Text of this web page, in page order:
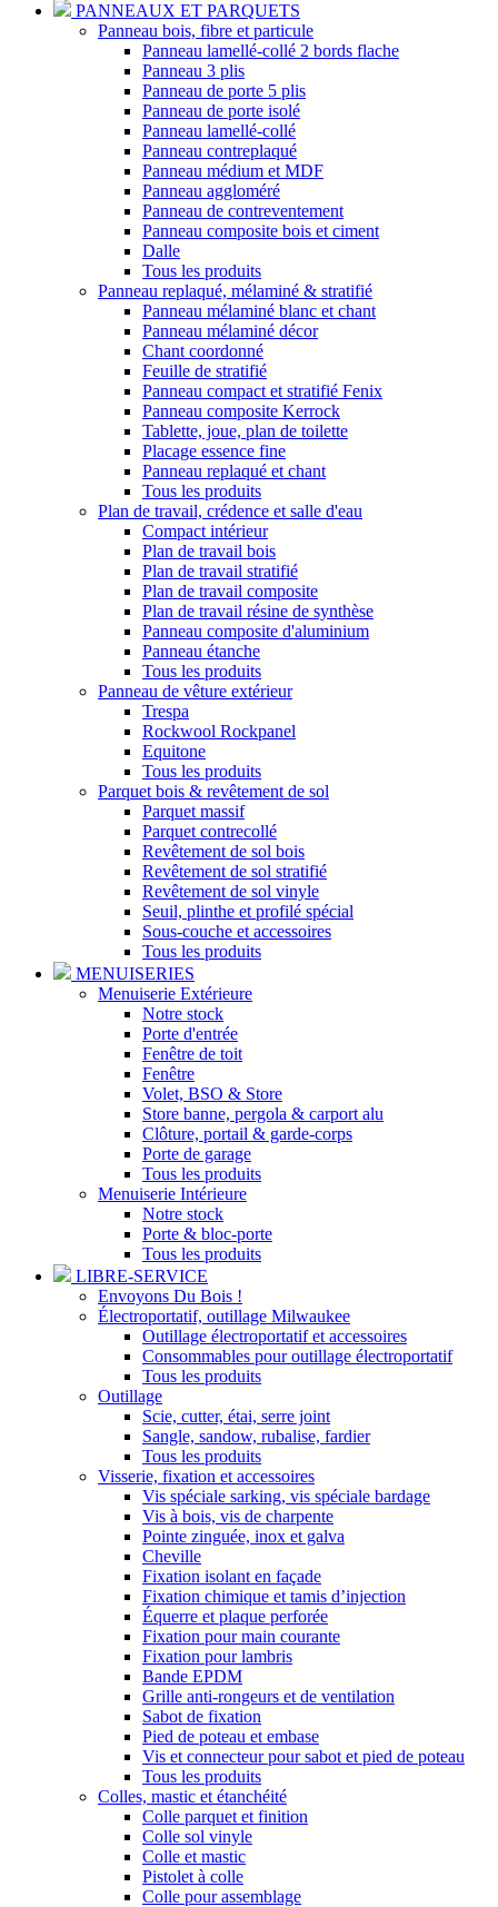
PANNEAUX ET PARQUETS
Panneau bois, fibre et particule
Panneau lamellé-collé 2 bords flache
Panneau 3 plis
Panneau de porte 5 plis
Panneau de porte isolé
Panneau lamellé-collé
Panneau contreplaqué
Panneau médium et MDF
Panneau aggloméré
Panneau de contreventement
Panneau composite bois et ciment
Dalle
Tous les produits
Panneau replaqué, mélaminé & stratifié
Panneau mélaminé blanc et chant
Panneau mélaminé décor
Chant coordonné
Feuille de stratifié
Panneau compact et stratifié Fenix
Panneau composite Kerrock
Tablette, joue, plan de toilette
Placage essence fine
Panneau replaqué et chant
Tous les produits
Plan de travail, crédence et salle d'eau
Compact intérieur
Plan de travail bois
Plan de travail stratifié
Plan de travail composite
Plan de travail résine de synthèse
Panneau composite d'aluminium
Panneau étanche
Tous les produits
Panneau de vêture extérieur
Trespa
Rockwool Rockpanel
Equitone
Tous les produits
Parquet bois & revêtement de sol
Parquet massif
Parquet contrecollé
Revêtement de sol bois
Revêtement de sol stratifié
Revêtement de sol vinyle
Seuil, plinthe et profilé spécial
Sous-couche et accessoires
Tous les produits
MENUISERIES
Menuiserie Extérieure
Notre stock
Porte d'entrée
Fenêtre de toit
Fenêtre
Volet, BSO & Store
Store banne, pergola & carport alu
Clôture, portail & garde-corps
Porte de garage
Tous les produits
Menuiserie Intérieure
Notre stock
Porte & bloc-porte
Tous les produits
LIBRE-SERVICE
Envoyons Du Bois !
Électroportatif, outillage Milwaukee
Outillage électroportatif et accessoires
Consommables pour outillage électroportatif
Tous les produits
Outillage
Scie, cutter, étai, serre joint
Sangle, sandow, rubalise, fardier
Tous les produits
Visserie, fixation et accessoires
Vis spéciale sarking, vis spéciale bardage
Vis à bois, vis de charpente
Pointe zinguée, inox et galva
Cheville
Fixation isolant en façade
Fixation chimique et tamis d’injection
Équerre et plaque perforée
Fixation pour main courante
Fixation pour lambris
Bande EPDM
Grille anti-rongeurs et de ventilation
Sabot de fixation
Pied de poteau et embase
Vis et connecteur pour sabot et pied de poteau
Tous les produits
Colles, mastic et étanchéité
Colle parquet et finition
Colle sol vinyle
Colle et mastic
Pistolet à colle
Colle pour assemblage